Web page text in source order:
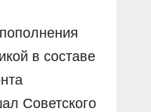
в составе
Советского